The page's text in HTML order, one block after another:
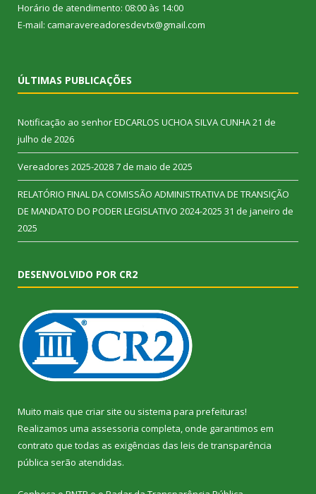
Horário de atendimento: 08:00 às 14:00
E-mail: camaravereadoresdevtx@gmail.com
ÚLTIMAS PUBLICAÇÕES
Notificação ao senhor EDCARLOS UCHOA SILVA CUNHA21 de
julho de 2026
Vereadores 2025-20287 de maio de 2025
RELATÓRIO FINAL DA COMISSÃO ADMINISTRATIVA DE TRANSIÇÃO
DE MANDATO DO PODER LEGISLATIVO 2024-2025 31 de janeiro de
2025
DESENVOLVIDO POR CR2
Muito mais que criar site ou sistema para prefeituras!
Realizamos uma assessoria completa, onde garantimos em
contrato que todas as exigências das leis de transparência
pública serão atendidas.